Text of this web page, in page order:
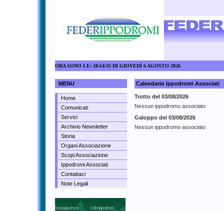
ORA SONO LE: 18:14:35 DI GIOVEDÌ 6 AGOSTO 2026
MENU
Home
Comunicati
Servizi
Archivio Newsletter
Storia
Organi Associazione
Scopi Associazione
Ippodromi Associati
Contattaci
Note Legali
Calendario Ippodromi Associati
Trotto del 03/08/2026
Nessun ippodromo associato
Galoppo del 03/08/2026
Nessun ippodromo associato